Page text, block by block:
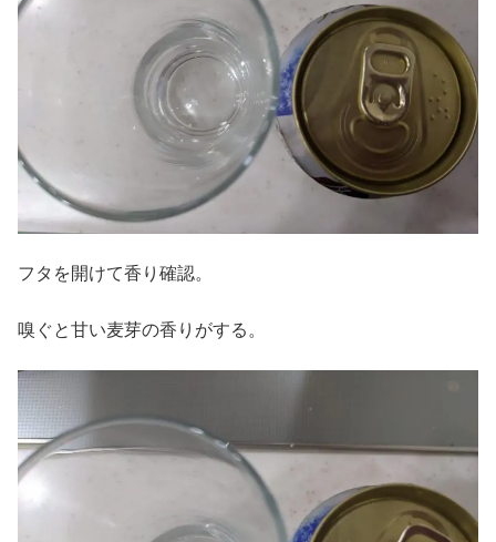
フタを開けて香り確認。
嗅ぐと甘い麦芽の香りがする。